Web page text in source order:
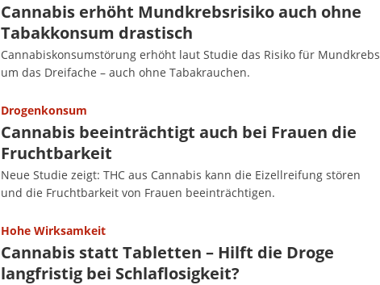
Cannabis erhöht Mundkrebsrisiko auch ohne
Tabakkonsum drastisch
Cannabiskonsumstörung erhöht laut Studie das Risiko für Mundkrebs
um das Dreifache – auch ohne Tabakrauchen.
Drogenkonsum
Cannabis beeinträchtigt auch bei Frauen die
Fruchtbarkeit
Neue Studie zeigt: THC aus Cannabis kann die Eizellreifung stören
und die Fruchtbarkeit von Frauen beeinträchtigen.
Hohe Wirksamkeit
Cannabis statt Tabletten – Hilft die Droge
langfristig bei Schlaflosigkeit?